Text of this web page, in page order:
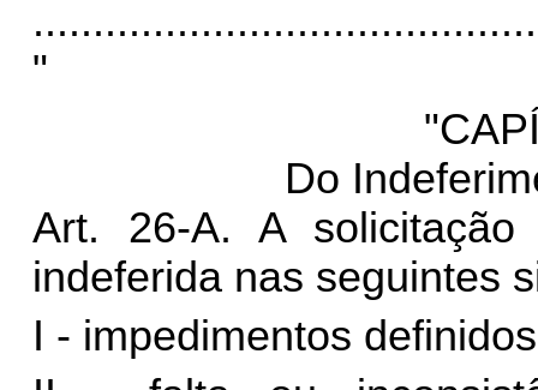
"
Do
Art. 26-A. A
indeferida nas seguintes
I - impedimentos